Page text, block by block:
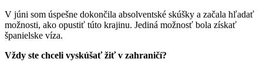
V júni som úspešne dokončila absolventské skúšky a začala hľadať
možnosti, ako opustiť túto krajinu. Jediná možnosť bola získať
španielske víza.
Vždy ste chceli vyskúšať žiť v zahraničí?